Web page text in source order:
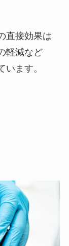
直接効果は
軽減など
います。